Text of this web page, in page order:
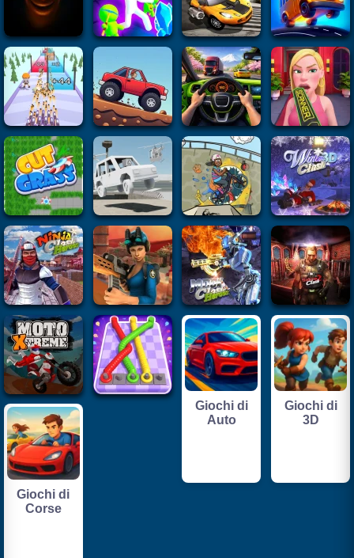
Giochi di
Auto
Giochi di
3D
Giochi di
Corse